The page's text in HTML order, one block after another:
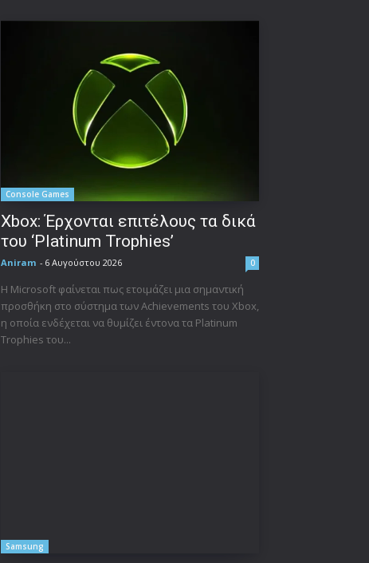
Console Games
Xbox: Έρχονται επιτέλους τα δικά
του ‘Platinum Trophies’
Aniram - 6 Αυγούστου 2026 0
Η Microsoft φαίνεται πως ετοιμάζει μια σημαντική
προσθήκη στο σύστημα των Achievements του Xbox,
η οποία ενδέχεται να θυμίζει έντονα τα Platinum
Trophies του...
Samsung